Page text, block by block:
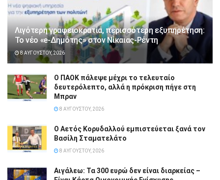
Λιγότερη γραφειοκρατία, περισσότερη εξυπηρέτηση:
Το νέο «e-Δημότης» στον Νίκαιας-Ρέντη
8 ΑΥΓΟΎΣΤΟΥ, 2026
Ο ΠΑΟΚ πάλεψε μέχρι το τελευταίο
δευτερόλεπτο, αλλά η πρόκριση πήγε στη
Μπραν
8 ΑΥΓΟΎΣΤΟΥ, 2026
Ο Αετός Κορυδαλλού εμπιστεύεται ξανά τον
Βασίλη Σταματελάτο
8 ΑΥΓΟΎΣΤΟΥ, 2026
Αιγάλεω: Τα 300 ευρώ δεν είναι διαρκείας –